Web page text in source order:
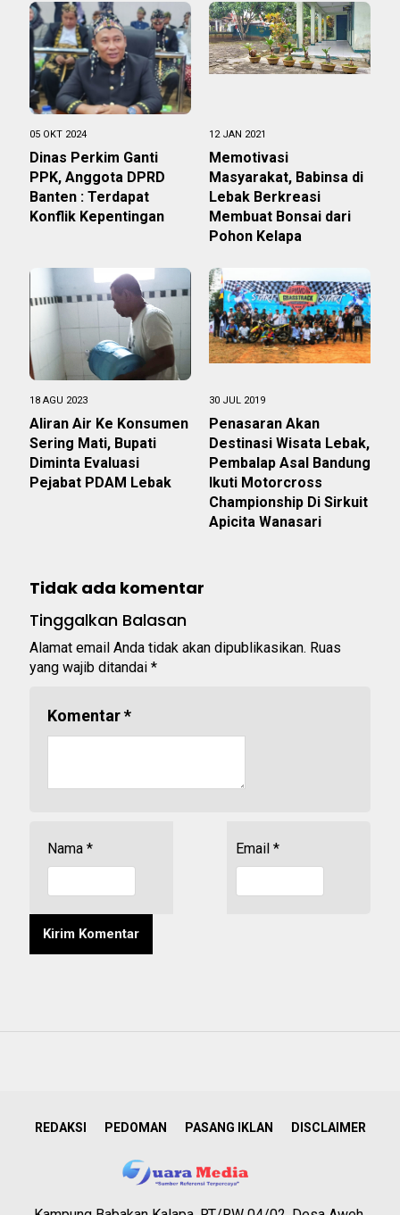
05 OKT 2024
Dinas Perkim Ganti
PPK, Anggota DPRD
Banten : Terdapat
Konflik Kepentingan
12 JAN 2021
Memotivasi
Masyarakat, Babinsa di
Lebak Berkreasi
Membuat Bonsai dari
Pohon Kelapa
18 AGU 2023
Aliran Air Ke Konsumen
Sering Mati, Bupati
Diminta Evaluasi
Pejabat PDAM Lebak
30 JUL 2019
Penasaran Akan
Destinasi Wisata Lebak,
Pembalap Asal Bandung
Ikuti Motorcross
Championship Di Sirkuit
Apicita Wanasari
Tidak ada komentar
Tinggalkan Balasan
Alamat email Anda tidak akan dipublikasikan. Ruas
yang wajib ditandai *
Komentar*
Nama * Email *
REDAKSI PEDOMAN PASANG IKLAN DISCLAIMER